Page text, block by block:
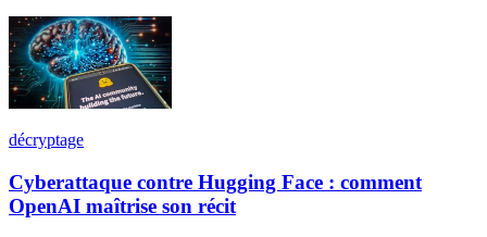
décryptage
Cyberattaque contre Hugging Face : comment
OpenAI maîtrise son récit